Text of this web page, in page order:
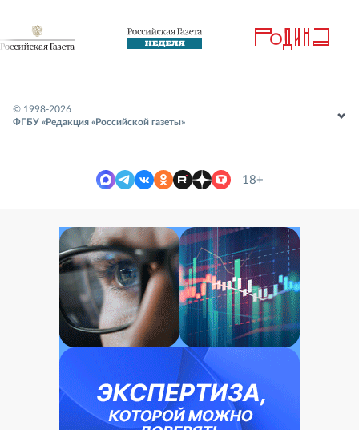
© 1998-2026
ФГБУ «Редакция «Российской газеты»
18+